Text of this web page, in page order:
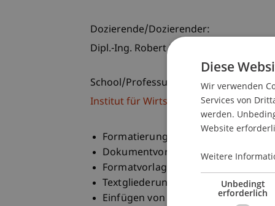
Dozierende/Dozierender:
Dipl.-Ing. Robert Fritsche
School/Professur:
Institut für Wirtschaftsinformatik
Formatierung
Dokumentvorlagen
Formatvorlagen
Textgliederung
Einfügen von Objekten
Diese
Wir verwenden
Services von
werden.
Website
Weitere
Unbedingt
erforderlich